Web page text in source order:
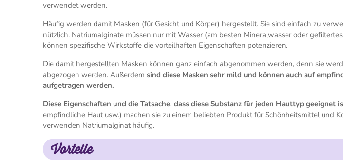
verwendet werden.
Häufig werden damit Masken (für Gesicht und Körper) hergestellt. Sie sind einfach zu
nützlich. Natriumalginate müssen nur mit Wasser (am besten Mineralwasser oder
können spezifische Wirkstoffe die vorteilhaften Eigenschaften potenzieren.
Die damit hergestellten Masken können ganz einfach abgenommen werden, denn sie
abgezogen werden. Außerdem sind diese Masken sehr mild und können auch auf
aufgetragen werden.
Diese Eigenschaften und die Tatsache, dass diese Substanz für jeden Hauttyp geeignet
empfindliche Haut usw.) machen sie zu einem beliebten Produkt für Schönheitsmittel und
verwenden Natriumalginat häufig.
Vorteile